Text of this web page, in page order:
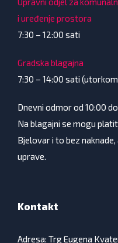
i uređenje prostora
7:30 – 12:00 sati
Gradska blagajna
7:30 – 14:00 sati
Dnevni odmor od 10:00
Na blagajni se mogu
Bjelovar i to bez
uprave.
Kontakt
Adresa: Trg Eugena